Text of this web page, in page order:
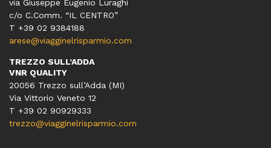
via Giuseppe Eugenio Luraghi
c/o C.Comm. “IL CENTRO”
T +39 02 9384188
arese@viagginelrisparmio.com
TREZZO SULL’ADDA
VNR QUALITY
20056 Trezzo sull’Adda (MI)
Via Vittorio Veneto 12
T +39 02 90929333
trezzo@viagginelrisparmio.com